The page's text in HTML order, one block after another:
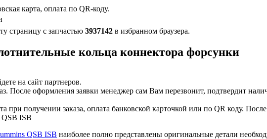
карта, оплата по QR-коду.
страницу с запчастью 3937142 в избранном браузера.
кольца коннектора форсунки
на сайт партнеров.
После оформления заявки менеджер сам Вам перезвонит, подтвердит
при получении заказа, оплата банковской карточкой или по QR коду.
QSB ISB
QSB ISB наиболее полно представлены оригинальные детали